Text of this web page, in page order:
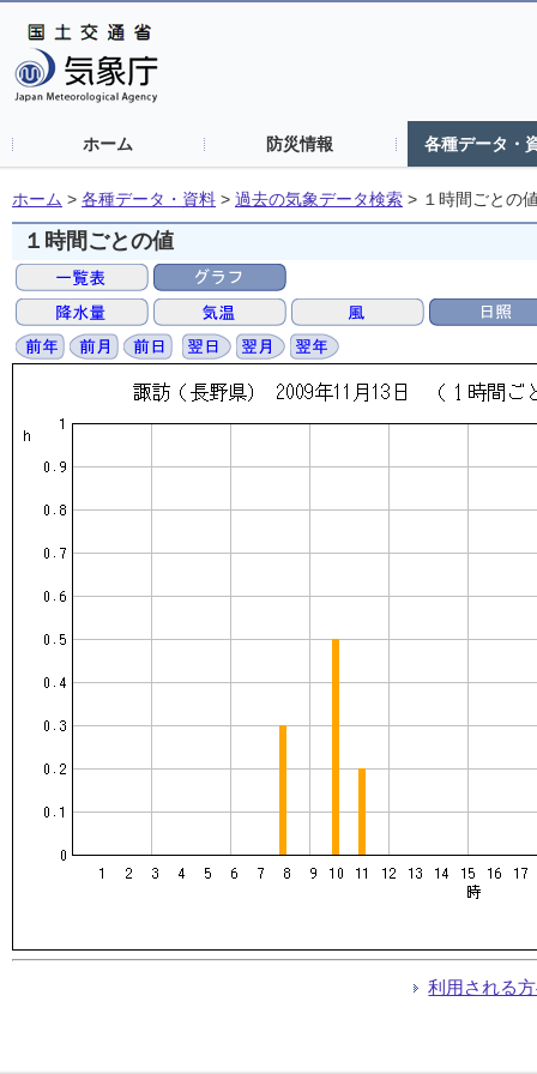
ホーム 防災情報 各種データ・
ホーム > 各種データ・資料 > 過去の気象データ検索 > １時間ごとの
１時間ごとの値
利用される